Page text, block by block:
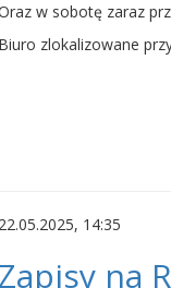
w sobotę zaraz
Biuro zlokalizowane
22.05.2025, 14:35
Zapisy na